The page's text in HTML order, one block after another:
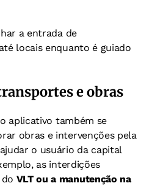
a entrada de
locais enquanto é guiado
e obras
aplicativo também se
obras e intervenções pela
o usuário da capital
as interdições
VLT ou a manutenção na